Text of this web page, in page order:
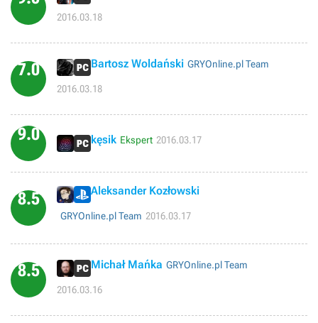
2016.03.18
7.0 Bartosz Woldański GRYOnline.pl Team
2016.03.18
9.0 kęsik Ekspert 2016.03.17
8.5 Aleksander Kozłowski
GRYOnline.pl Team 2016.03.17
8.5 Michał Mańka GRYOnline.pl Team
2016.03.16